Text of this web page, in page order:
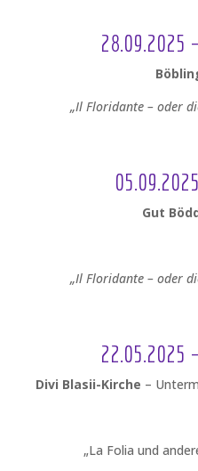
28.09.2025
„Il Floridante – oder
Gut
„Il Floridante – oder
22.05.2025
Divi Blasii-Kirche –
„La Folia und